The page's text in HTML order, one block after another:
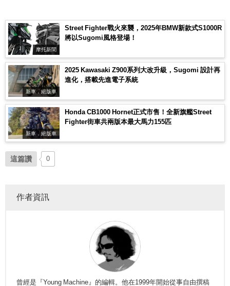
摩托新聞
Street Fighter戰火來襲，2025年BMW新款式S1000R
將以Sugomi風格登場！
新車．絕版車
2025 Kawasaki Z900系列大改升級，Sugomi 設計再
進化，搭載先進電子系統
新車．絕版車
Honda CB1000 Hornet正式市售！全新旗艦Street
Fighter街車共兩版本最大馬力155匹
這篇讚 0
作者資訊
曾經是『Young Machine』的編輯。他在1999年開始從事自由撰稿